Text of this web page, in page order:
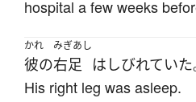
hospital a few weeks
かれ
彼の
みぎあし
右足 は しびれていた
His right leg was asleep.